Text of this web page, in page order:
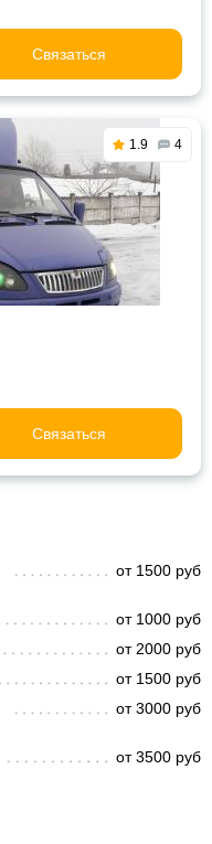
Связаться
1.9 4
Связаться
от 1500 руб
от 1000 руб
от 2000 руб
от 1500 руб
от 3000 руб
от 3500 руб